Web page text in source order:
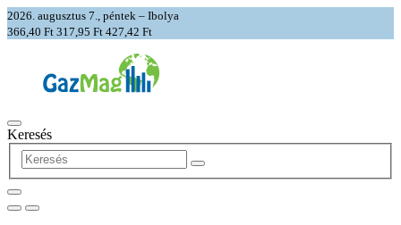
2026. augusztus 7., péntek – Ibolya
366,40 Ft 317,95 Ft 427,42 Ft
Keresés